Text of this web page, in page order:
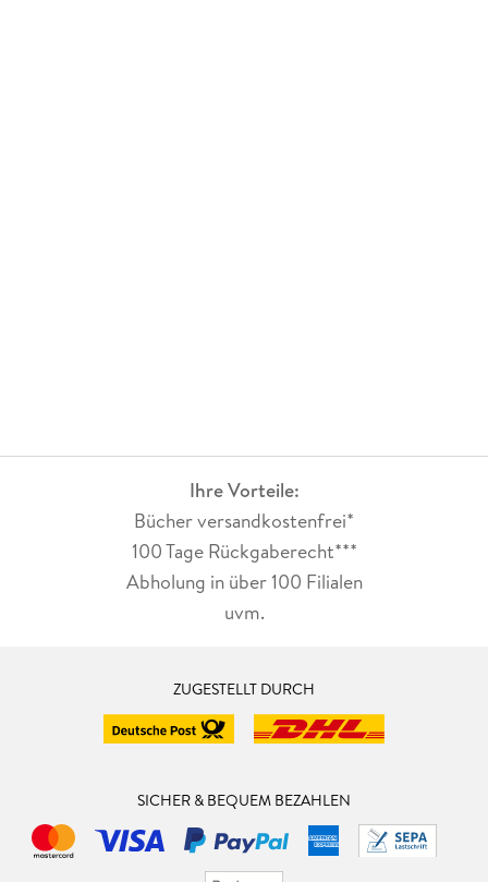
Ihre Vorteile:
Bücher versandkostenfrei*
100 Tage Rückgaberecht***
Abholung in über 100 Filialen
uvm.
ZUGESTELLT DURCH
SICHER & BEQUEM BEZAHLEN